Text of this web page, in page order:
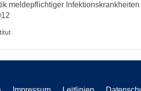
meldepflichtiger